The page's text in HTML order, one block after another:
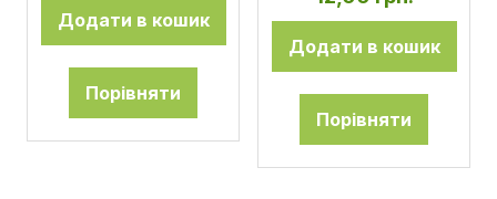
Додати в кошик
Порівняти
Додати в кошик
Порівняти